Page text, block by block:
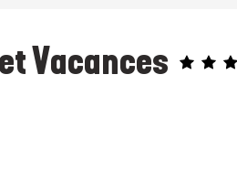
Vacances